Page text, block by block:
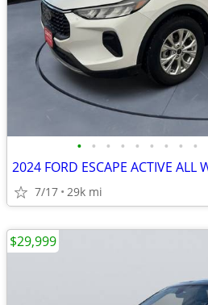
• • • • • • • • •
7/17 29k mi
$29,999